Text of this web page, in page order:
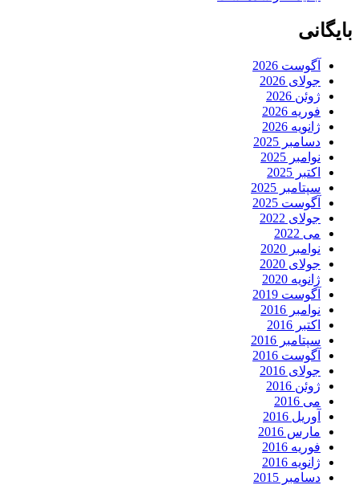
بایگانی
آگوست 2026
جولای 2026
ژوئن 2026
فوریه 2026
ژانویه 2026
دسامبر 2025
نوامبر 2025
اکتبر 2025
سپتامبر 2025
آگوست 2025
جولای 2022
می 2022
نوامبر 2020
جولای 2020
ژانویه 2020
آگوست 2019
نوامبر 2016
اکتبر 2016
سپتامبر 2016
آگوست 2016
جولای 2016
ژوئن 2016
می 2016
آوریل 2016
مارس 2016
فوریه 2016
ژانویه 2016
دسامبر 2015